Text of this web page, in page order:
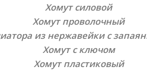
Хомут силовой
Хомут проволочный
из нержавейки с
Хомут с ключом
Хомут пластиковый